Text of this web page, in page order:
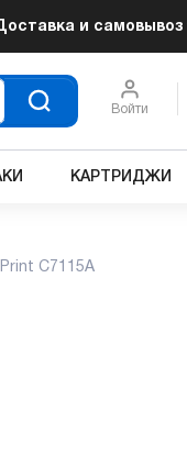
и самовывоз
Войти
КАРТРИДЖИ
C7115A